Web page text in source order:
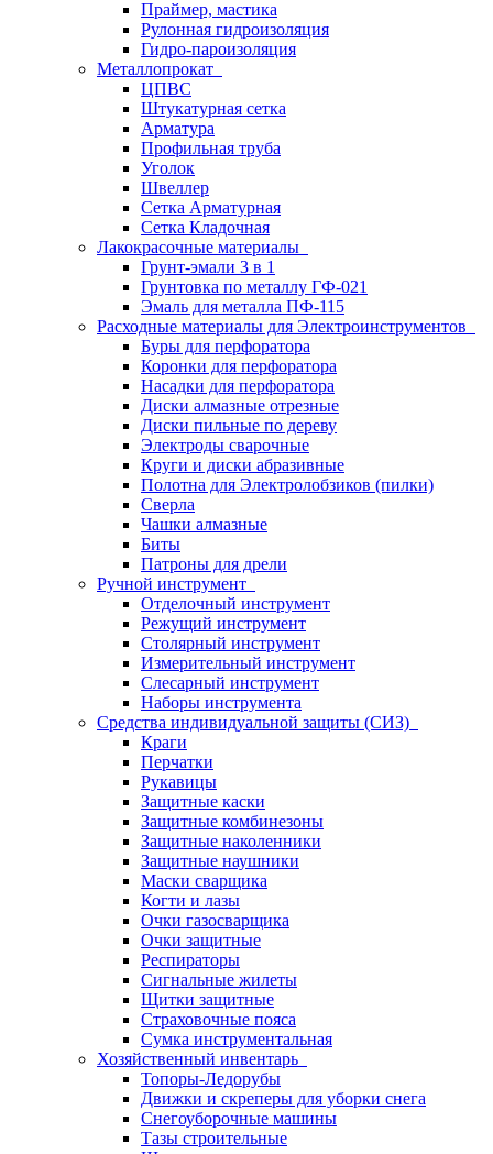
Праймер, мастика
Рулонная гидроизоляция
Гидро-пароизоляция
Металлопрокат
ЦПВС
Штукатурная сетка
Арматура
Профильная труба
Уголок
Швеллер
Сетка Арматурная
Сетка Кладочная
Лакокрасочные материалы
Грунт-эмали 3 в 1
Грунтовка по металлу ГФ-021
Эмаль для металла ПФ-115
Расходные материалы для Электроинструментов
Буры для перфоратора
Коронки для перфоратора
Насадки для перфоратора
Диски алмазные отрезные
Диски пильные по дереву
Электроды сварочные
Круги и диски абразивные
Полотна для Электролобзиков (пилки)
Сверла
Чашки алмазные
Биты
Патроны для дрели
Ручной инструмент
Отделочный инструмент
Режущий инструмент
Столярный инструмент
Измерительный инструмент
Слесарный инструмент
Наборы инструмента
Средства индивидуальной защиты (СИЗ)
Краги
Перчатки
Рукавицы
Защитные каски
Защитные комбинезоны
Защитные наколенники
Защитные наушники
Маски сварщика
Когти и лазы
Очки газосварщика
Очки защитные
Респираторы
Сигнальные жилеты
Щитки защитные
Страховочные пояса
Сумка инструментальная
Хозяйственный инвентарь
Топоры-Ледорубы
Движки и скреперы для уборки снега
Снегоуборочные машины
Тазы строительные